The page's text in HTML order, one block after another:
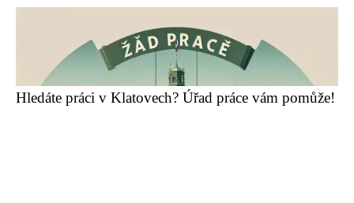
Hledáte práci v Klatovech? Úřad práce vám pomůže!